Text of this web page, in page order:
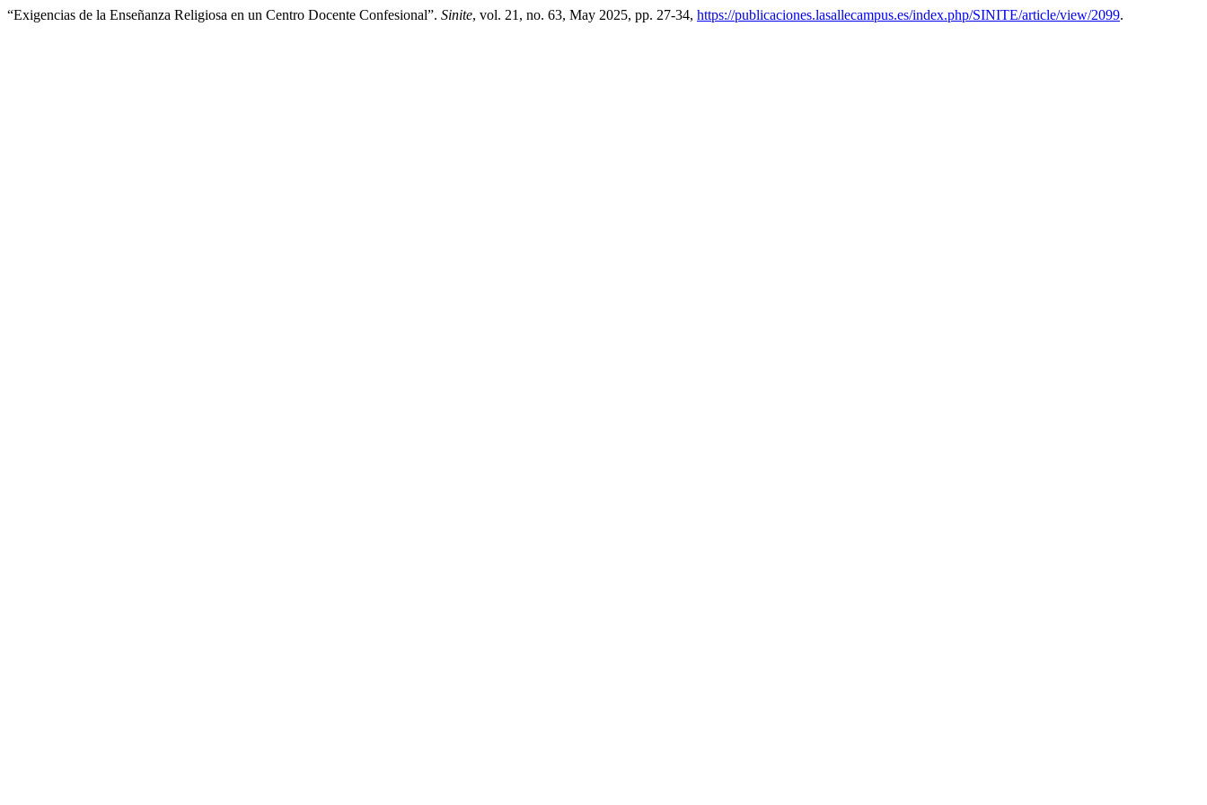
“Exigencias de la Enseñanza Religiosa en un Centro Docente Confesional”. Sinite, vol. 21, no. 63, May 2025, pp. 27-34, https://publicaciones.lasallecampus.es/index.php/SINITE/article/view/2099.